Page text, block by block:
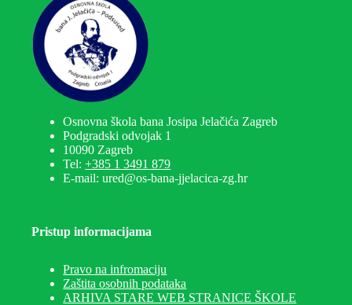
Osnovna škola bana Josipa Jelačića Zagreb
Podgradski odvojak 1
10090 Zagreb
Tel:+385 1 3491 879
E-mail: ured@os-bana-jjelacica-zg.hr
Pristup informacijama
Pravo na infromaciju
Zaštita osobnih podataka
ARHIVA STARE WEB STRANICE ŠKOLE